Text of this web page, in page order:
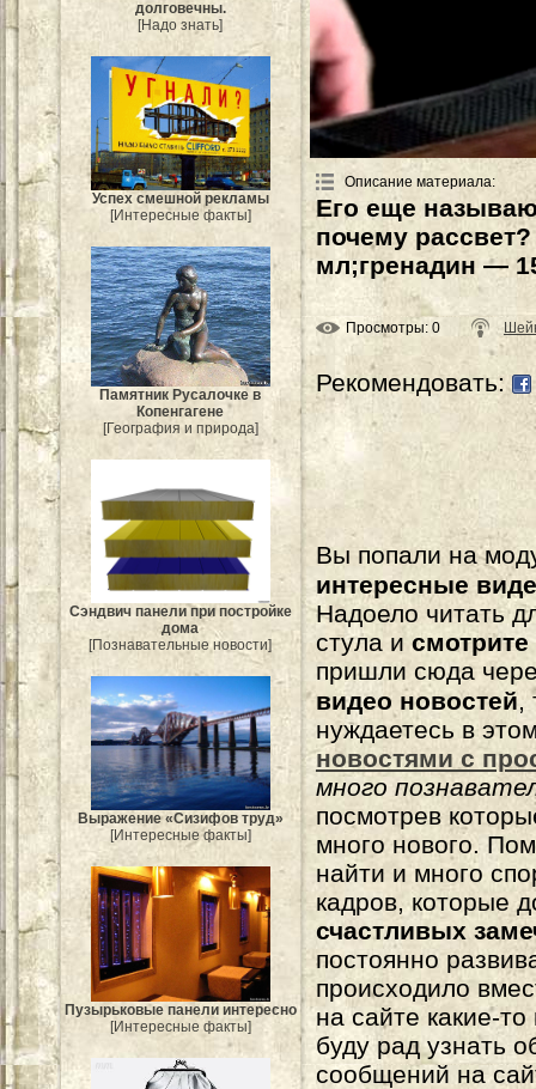
долговечны.
[Надо знать]
Успех смешной рекламы
[Интересные факты]
Памятник Русалочке в
Копенгагене
[География и природа]
Сэндвич панели при постройке
дома
[Познавательные новости]
Выражение «Сизифов труд»
[Интересные факты]
Пузырьковые панели интересно
[Интересные факты]
Описание материала:
Его еще
почему
мл;гренадин —
Просмотры: 0
Рекомендовать:
Вы попали на
интересные
Надоело читать
стула и
пришли сюда
видео новостей,
нуждаетесь в
новостями с
много
посмотрев
много нового.
найти и много
кадров, которые
счастливых
постоянно
происходило
на сайте какие-
буду рад узнать
сообщений на